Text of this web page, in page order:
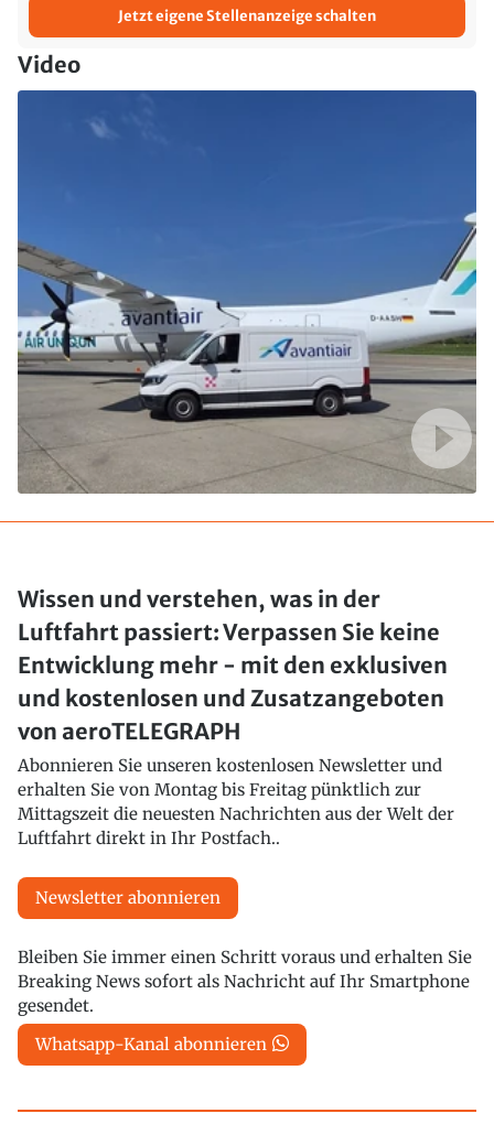
Jetzt eigene Stellenanzeige schalten
Video
Wissen und verstehen, was in der
Luftfahrt passiert: Verpassen Sie keine
Entwicklung mehr - mit den exklusiven
und kostenlosen und Zusatzangeboten
von aeroTELEGRAPH
Abonnieren Sie unseren kostenlosen Newsletter und
erhalten Sie von Montag bis Freitag pünktlich zur
Mittagszeit die neuesten Nachrichten aus der Welt der
Luftfahrt direkt in Ihr Postfach..
Newsletter abonnieren
Bleiben Sie immer einen Schritt voraus und erhalten Sie
Breaking News sofort als Nachricht auf Ihr Smartphone
gesendet.
Whatsapp-Kanal abonnieren